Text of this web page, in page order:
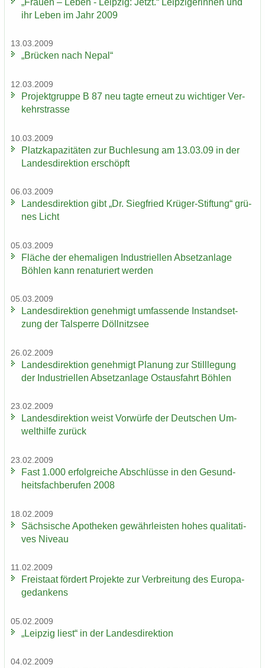
ihr Leben im Jahr 2009
13.03.2009
„Brü­cken nach Nepal“
12.03.2009
Pro­jekt­grup­pe B 87 neu tagte er­neut zu wich­ti­ger Ver­
kehrs­tras­se
10.03.2009
Platz­ka­pa­zi­tä­ten zur Buch­le­sung am 13.03.09 in der
Lan­des­di­rek­ti­on er­schöpft
06.03.2009
Lan­des­di­rek­ti­on gibt „Dr. Sieg­fried Krüger-​Stiftung“ grü­
nes Licht
05.03.2009
Flä­che der ehe­ma­li­gen In­dus­tri­el­len Ab­setz­an­la­ge
Böh­len kann re­na­tu­riert wer­den
05.03.2009
Lan­des­di­rek­ti­on ge­neh­migt um­fas­sen­de In­stand­set­
zung der Tal­sper­re Döll­nitz­see
26.02.2009
Lan­des­di­rek­ti­on ge­neh­migt Pla­nung zur Still­le­gung
der In­dus­tri­el­len Ab­setz­an­la­ge Ost­aus­fahrt Böh­len
23.02.2009
Lan­des­di­rek­ti­on weist Vor­wür­fe der Deut­schen Um­
welt­hil­fe zu­rück
23.02.2009
Fast 1.000 er­folg­rei­che Ab­schlüs­se in den Ge­sund­
heits­fach­be­ru­fen 2008
18.02.2009
Säch­si­sche Apo­the­ken ge­währ­leis­ten hohes qua­li­ta­ti­
ves Ni­veau
11.02.2009
Frei­staat för­dert Pro­jek­te zur Ver­brei­tung des Eu­ro­pa­
ge­dan­kens
05.02.2009
„Leip­zig liest“ in der Lan­des­di­rek­ti­on
04.02.2009